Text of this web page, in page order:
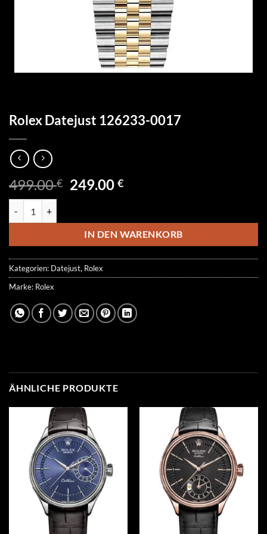
Rolex Datejust 126233-0017
499.00€ Ursprünglicher
499.00 €
249.00€Aktueller
249.00 €.
IN DEN WARENKORB
Kategorien: Datejust, Rolex
Marke: Rolex
ÄHNLICHE PRODUKTE